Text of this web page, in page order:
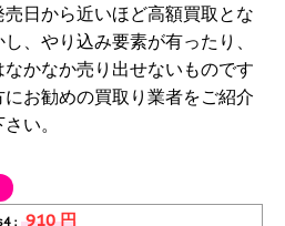
日から近いほど高額買取とな
、やり込み要素が有ったり、
かなか売り出せないものです
お勧めの買取り業者をご紹介
い。
： 910 円